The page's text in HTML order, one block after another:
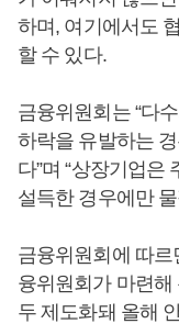
하며, 여기에서도
할 수 있다.
금융위원회는 “다
하락을 유발하는
다”며 “상장기업은
설득한 경우에만
금융위원회에 따르
융위원회가 마련
두 제도화돼 올해